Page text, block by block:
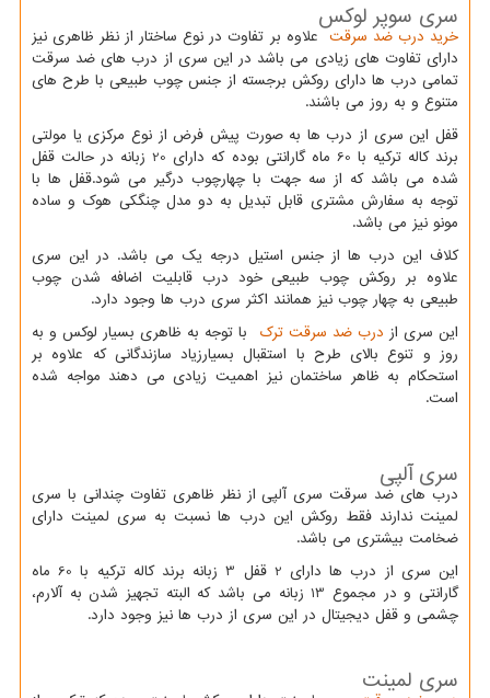
سری سوپر لوکس
خرید درب ضد سرقت علاوه بر تفاوت در نوع ساختار از نظر ظاهری نیز
دارای تفاوت های زیادی می باشد در این سری از درب های ضد سرقت
تمامی درب ها دارای روکش برجسته از جنس چوب طبیعی با طرح های
متنوع و به روز می باشند.
قفل این سری از درب ها به صورت پیش فرض از نوع مرکزی یا مولتی
برند کاله ترکیه با 60 ماه گارانتی بوده که دارای 20 زبانه در حالت قفل
شده می باشد که از سه جهت با چهارچوب درگیر می شود.قفل ها با
توجه به سفارش مشتری قابل تبدیل به دو مدل چنگکی هوک و ساده
مونو نیز می باشد.
کلاف این درب ها از جنس استیل درجه یک می باشد. در این سری
علاوه بر روکش چوب طبیعی خود درب قابلیت اضافه شدن چوب
طبیعی به چهار چوب نیز همانند اکثر سری درب ها وجود دارد.
این سری از درب ضد سرقت ترک با توجه به ظاهری بسیار لوکس و به
روز و تنوع بالای طرح با استقبال بسیارزیاد سازندگانی که علاوه بر
استحکام به ظاهر ساختمان نیز اهمیت زیادی می دهند مواجه شده
است.
سری آلپی
درب های ضد سرقت سری آلپی از نظر ظاهری تفاوت چندانی با سری
لمینت ندارند فقط روکش این درب ها نسبت به سری لمینت دارای
ضخامت بیشتری می باشد.
این سری از درب ها دارای 2 قفل 3 زبانه برند کاله ترکیه با 60 ماه
گارانتی و در مجموع 13 زبانه می باشد که البته تجهیز شدن به آلارم،
چشمی و قفل دیجیتال در این سری از درب ها نیز وجود دارد.
سری لمینت